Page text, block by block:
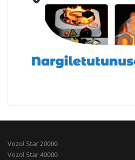
Vozol Star 20000
Vozol Star 40000